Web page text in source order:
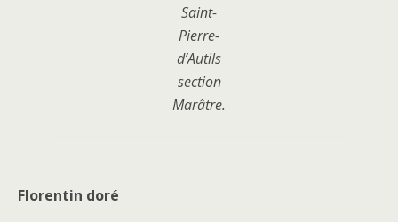
Saint-
Pierre-
d’Autils
section
Marâtre.
Florentin doré